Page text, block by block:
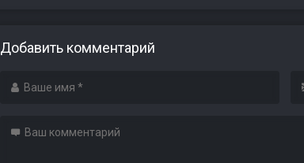
Добавить комментарий